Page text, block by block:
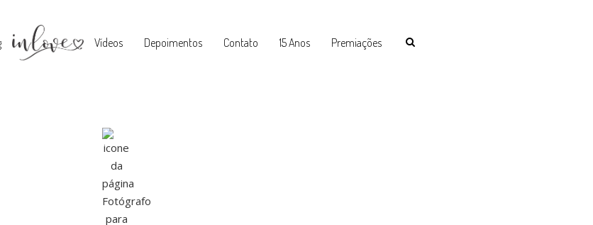
Vídeos Depoimentos Contato 15 Anos Premiações